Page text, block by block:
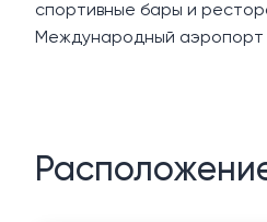
спортивные бары и
Международный аэропорт